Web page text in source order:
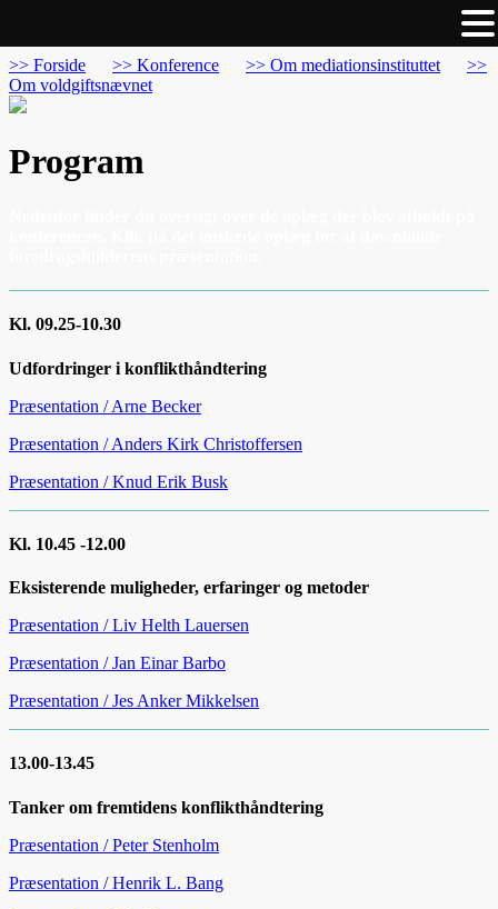
>> Forside >> Konference >> Om mediationsinstituttet
>>
Om voldgiftsnævnet
Program
Kl. 09.25-10.30
Udfordringer i konflikthåndtering
Præsentation / Arne Becker
Præsentation / Anders Kirk Christoffersen
Præsentation / Knud Erik Busk
Kl. 10.45 -12.00
Eksisterende muligheder, erfaringer og metoder
Præsentation / Liv Helth Lauersen
Præsentation / Jan Einar Barbo
Præsentation / Jes Anker Mikkelsen
13.00-13.45
Tanker om fremtidens konflikthåndtering
Præsentation / Peter Stenholm
Præsentation / Henrik L. Bang